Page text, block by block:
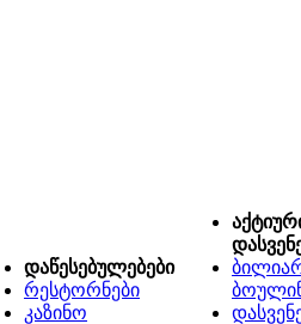
დაწესებულებები
რესტორნები
კაზინო